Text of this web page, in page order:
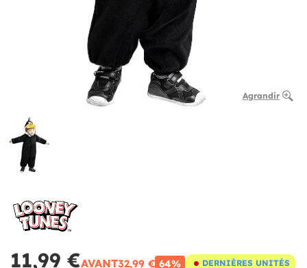
Agrandir
11,99 €AVANT32,99 € 64% DERNIÈRES UNITÉS